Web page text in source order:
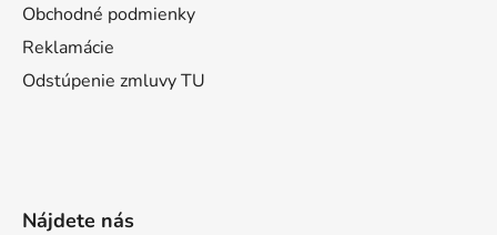
Obchodné podmienky
Reklamácie
Odstúpenie zmluvy TU
Nájdete nás